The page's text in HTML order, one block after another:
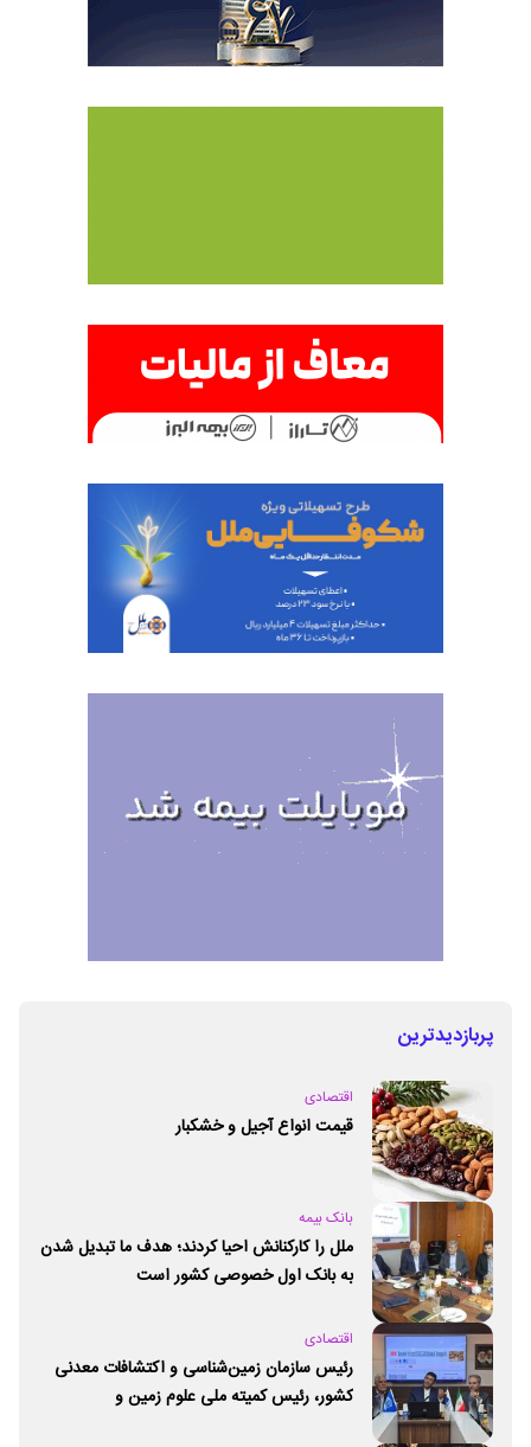
پربازدیدترین
اقتصادی
قیمت انواع آجیل و خشکبار
بانک بیمه
ملل را کارکنانش احیا کردند؛ هدف ما تبدیل شدن
به بانک اول خصوصی کشور است
اقتصادی
رئیس سازمان زمین‌شناسی و اکتشافات معدنی
کشور،‌ رئیس کمیته ملی علوم زمین و